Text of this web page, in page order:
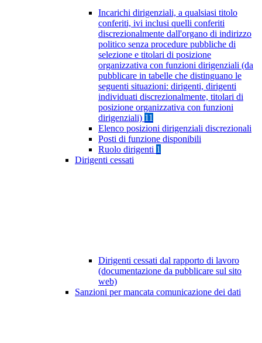
Incarichi dirigenziali, a qualsiasi titolo
conferiti, ivi inclusi quelli conferiti
discrezionalmente dall'organo di indirizzo
politico senza procedure pubbliche di
selezione e titolari di posizione
organizzativa con funzioni dirigenziali (da
pubblicare in tabelle che distinguano le
seguenti situazioni: dirigenti, dirigenti
individuati discrezionalmente, titolari di
posizione organizzativa con funzioni
dirigenziali) 11
Elenco posizioni dirigenziali discrezionali
Posti di funzione disponibili
Ruolo dirigenti 1
Dirigenti cessati
Dirigenti cessati dal rapporto di lavoro
(documentazione da pubblicare sul sito
web)
Sanzioni per mancata comunicazione dei dati